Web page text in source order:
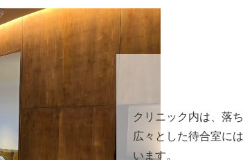
クリニック内は、落
広々とした待合室に
います。